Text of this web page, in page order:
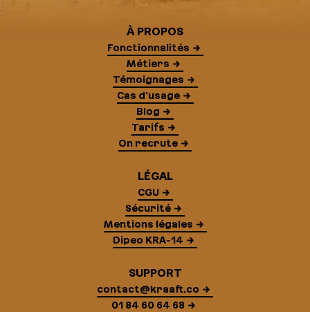
À PROPOS
Fonctionnalités
Métiers
Témoignages
Cas d'usage
Blog
Tarifs
On recrute
LÉGAL
CGU
Sécurité
Mentions légales
Dipeo KRA-14
SUPPORT
contact@kraaft.co
01 84 60 64 68